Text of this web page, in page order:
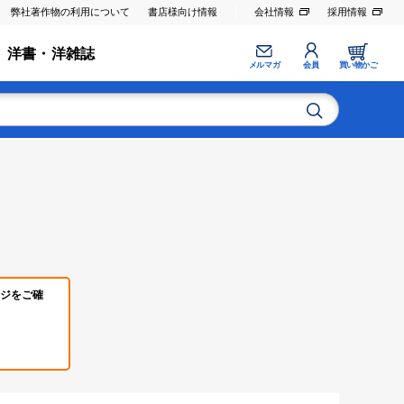
弊社著作物の利用について 書店様向け情報 会社情報 採用情報
洋書・洋雑誌
メルマガ 会員 買い物かご
をご確